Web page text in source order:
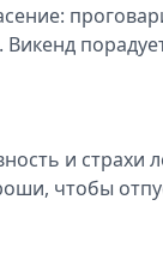
Викенд
и страхи
чтобы